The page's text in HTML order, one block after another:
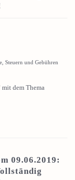
Steuern und Gebühren
dem Thema
09.06.2019: